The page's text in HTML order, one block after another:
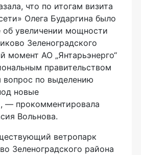
что по итогам визита
Олега Бударгина было
об увеличении мощности
Зеленоградского
момент АО „Янтарьэнерго“
правительством
вопрос по выделению
новые
— прокомментировала
Вольнова.
ветропарк
Зеленоградского района